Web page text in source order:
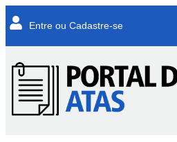
Entre ou Cadastre-se